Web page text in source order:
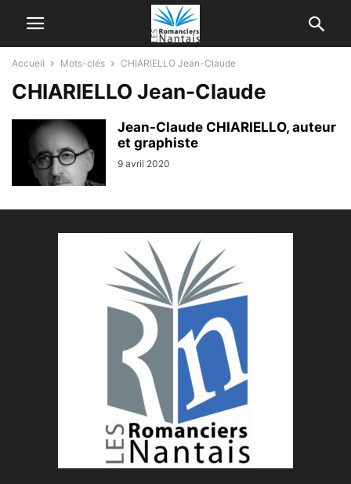
Accueil Mots-clés CHIARIELLO Jean-Claude
CHIARIELLO Jean-Claude
Jean-Claude CHIARIELLO, auteur
et graphiste
9 avril 2020